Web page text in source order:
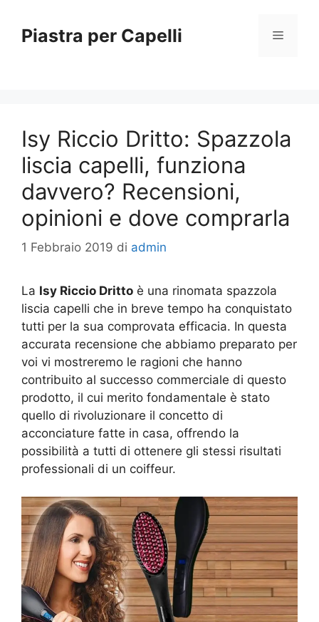
contenuto
Piastra per Capelli Menu
Isy Riccio Dritto: Spazzola
liscia capelli, funziona
davvero? Recensioni,
opinioni e dove comprarla
1 Febbraio 2019 di admin
La Isy Riccio Dritto è una rinomata spazzola
liscia capelli che in breve tempo ha conquistato
tutti per la sua comprovata efficacia. In questa
accurata recensione che abbiamo preparato per
voi vi mostreremo le ragioni che hanno
contribuito al successo commerciale di questo
prodotto, il cui merito fondamentale è stato
quello di rivoluzionare il concetto di
acconciature fatte in casa, offrendo la
possibilità a tutti di ottenere gli stessi risultati
professionali di un coiffeur.